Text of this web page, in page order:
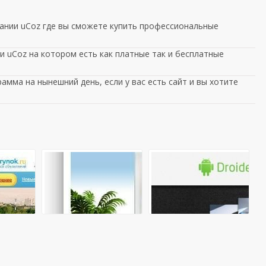
uCoz где вы сможете купить профессиональные
на котором есть как платные так и бесплатные
на нынешний день, если у вас есть сайт и вы хотите